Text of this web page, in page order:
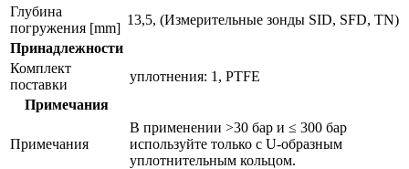
Глубина
погружения [mm]
13,5, (Измерительные зонды SID, SFD, TN)
Принадлежности
Комплект
поставки
уплотнения: 1, PTFE
Примечания
Примечания
В применении >30 бар и ≤ 300 бар
используйте только с U-образным
уплотнительным кольцом.